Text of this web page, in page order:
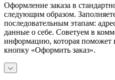
Оформление заказа в
следующим образом.
последовательным этапам:
данные о себе. Советуем в
информацию, которая поможет
кнопку «Оформить заказ».